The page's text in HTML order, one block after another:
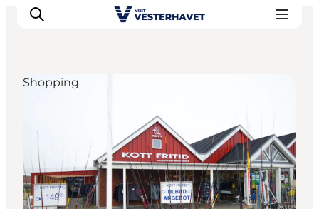
Erlebnisse
Unsere Städte
Essen & Übernachtung
Tickets kaufen
Shopping